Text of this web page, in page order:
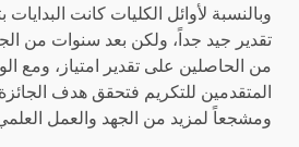
وبالنسبة لأوائل الكليات كانت
تقدير جيد جداً، ولكن بعد سنوات من
من الحاصلين على تقدير امتياز، ومع
المتقدمين للتكريم فتحقق هدف
ومشجعاً لمزيد من الجهد والعمل